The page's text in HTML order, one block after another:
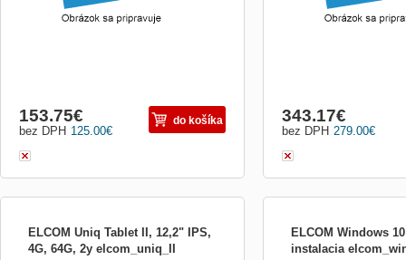
125.00€
bez DPH
153.75€ do košíka
279.00€
bez DPH
343.17€
ELCOM Uniq Tablet II, 12,2" IPS,
4G, 64G, 2y elcom_uniq_II
ELCOM Windows
instalacia